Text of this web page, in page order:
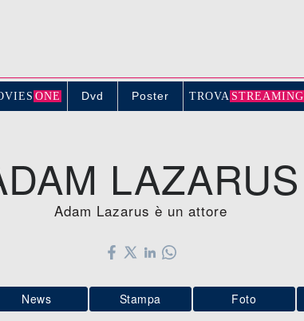
S ONE Dvd Poster TROVA STREAMING
LAZARUS
Adam Lazarus è un attore
News Stampa Foto